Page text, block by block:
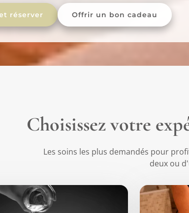
réserver Offrir un bon cadeau
Choisissez votre
Les soins les plus demandés pour
deux ou